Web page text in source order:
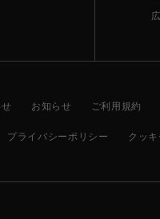
お知らせ ご利用規約
プライバシーポリシー クッ